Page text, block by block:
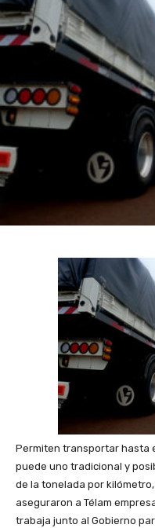
Permiten transportar hasta
puede uno tradicional y
de la tonelada por
aseguraron a Télam
trabaja junto al Gobierno